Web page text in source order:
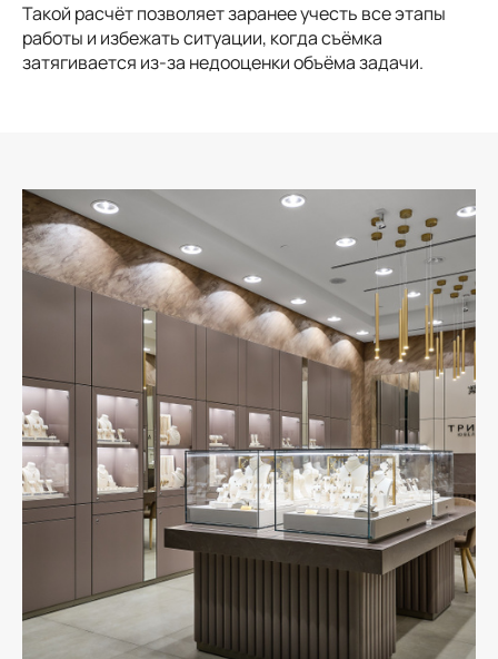
Такой расчёт позволяет заранее учесть все этапы
работы и избежать ситуации, когда съёмка
затягивается из-за недооценки объёма задачи.